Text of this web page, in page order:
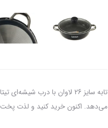
تابه سایز 26 لاوان با
می‌دهد. اکنون خرید کنید و لذت پخت